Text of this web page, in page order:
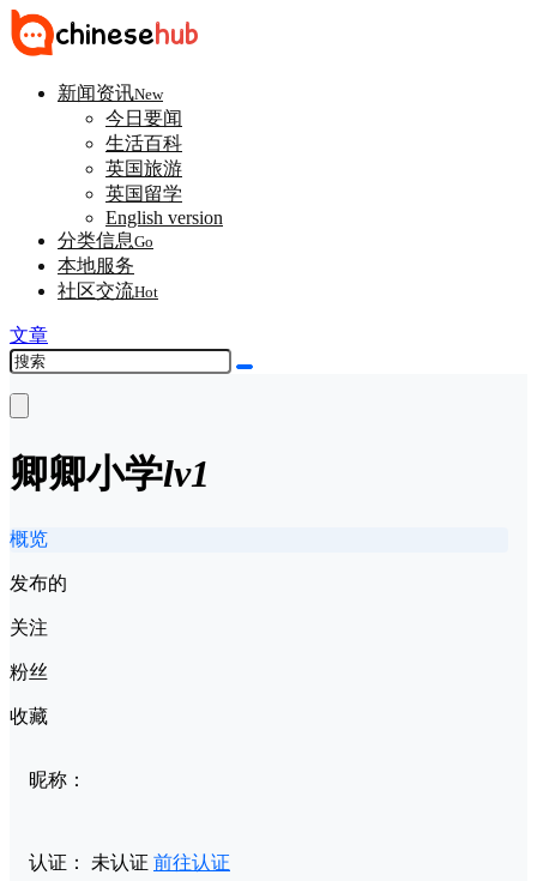
新闻资讯New
今日要闻
生活百科
英国旅游
英国留学
English version
分类信息Go
本地服务
社区交流Hot
文章
卿卿小学lv1
概览
发布的
关注
粉丝
收藏
昵称：
认证： 未认证 前往认证